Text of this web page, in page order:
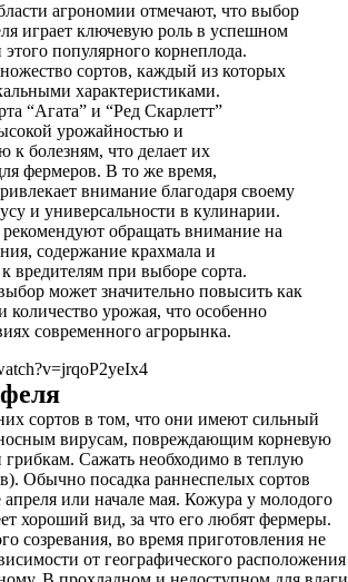
агрономии отмечают, что выбор
играет ключевую роль в успешном
популярного корнеплода.
сортов, каждый из которых
характеристиками.
“Агата” и “Ред Скарлетт”
урожайностью и
к болезням, что делает их
фермеров. В то же время,
внимание благодаря своему
и универсальности в кулинарии.
обращать внимание на
содержание крахмала и
вредителям при выборе сорта.
может значительно повысить как
количество урожая, что особенно
современного агрорынка.
сортов в том, что они имеют сильный
вирусам, повреждающим корневую
грибкам. Сажать необходимо в теплую
Обычно посадка раннеспелых сортов
или начале мая. Кожура у молодого
хороший вид, за что его любят фермеры.
созревания, во время приготовления не
от географического расположения